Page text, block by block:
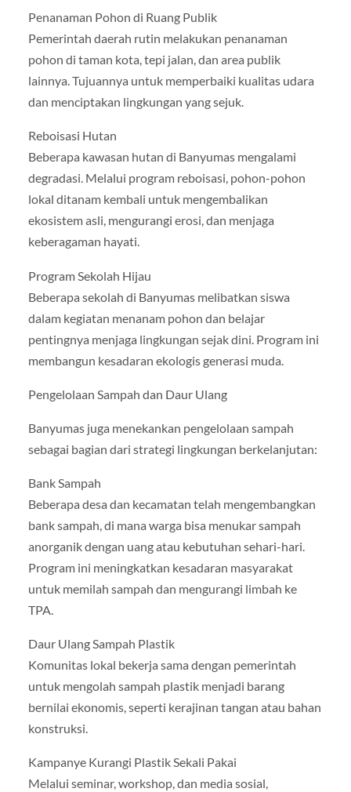
Penanaman Pohon di Ruang Publik
Pemerintah daerah rutin melakukan penanaman
pohon di taman kota, tepi jalan, dan area publik
lainnya. Tujuannya untuk memperbaiki kualitas udara
dan menciptakan lingkungan yang sejuk.
Reboisasi Hutan
Beberapa kawasan hutan di Banyumas mengalami
degradasi. Melalui program reboisasi, pohon-pohon
lokal ditanam kembali untuk mengembalikan
ekosistem asli, mengurangi erosi, dan menjaga
keberagaman hayati.
Program Sekolah Hijau
Beberapa sekolah di Banyumas melibatkan siswa
dalam kegiatan menanam pohon dan belajar
pentingnya menjaga lingkungan sejak dini. Program ini
membangun kesadaran ekologis generasi muda.
Pengelolaan Sampah dan Daur Ulang
Banyumas juga menekankan pengelolaan sampah
sebagai bagian dari strategi lingkungan berkelanjutan:
Bank Sampah
Beberapa desa dan kecamatan telah mengembangkan
bank sampah, di mana warga bisa menukar sampah
anorganik dengan uang atau kebutuhan sehari-hari.
Program ini meningkatkan kesadaran masyarakat
untuk memilah sampah dan mengurangi limbah ke
TPA.
Daur Ulang Sampah Plastik
Komunitas lokal bekerja sama dengan pemerintah
untuk mengolah sampah plastik menjadi barang
bernilai ekonomis, seperti kerajinan tangan atau bahan
konstruksi.
Kampanye Kurangi Plastik Sekali Pakai
Melalui seminar, workshop, dan media sosial,